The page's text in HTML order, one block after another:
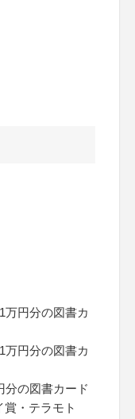
円分の図書カ
円分の図書カ
の図書カード
・テラモト